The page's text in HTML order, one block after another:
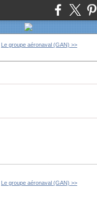
Le groupe aéronaval (GAN) >>
Le groupe aéronaval (GAN) >>